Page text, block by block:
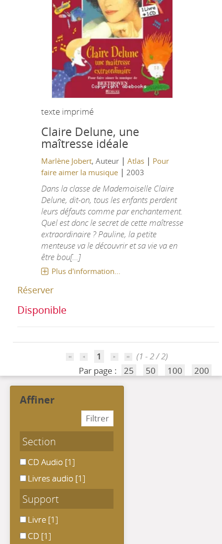
texte imprimé
Claire Delune, une
maîtresse idéale
Marlène Jobert, Auteur | Atlas| Pour
faire aimer la musique| 2003
Dans la classe de Mademoiselle Claire
Delune, dit-on, tous les enfants perdent
leurs défauts comme par enchantement.
Quel est donc le secret de cette maîtresse
extraordinaire ? Pauline, la petite
menteuse va le découvrir et sa vie va en
être bou[...]
Plus d'information...
Réserver
Disponible
1
(1 - 2 / 2)
Par page :
25 50 100 200
affiner
Section
CD Audio
CD Audio [1]
Livres audio
Livres audio [1]
Support
LivreLivre [1]
CDCD [1]